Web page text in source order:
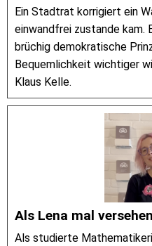
Ein Stadtrat korrigiert ein
einwandfrei zustande kam.
brüchig demokratische
Bequemlichkeit wichtiger
Klaus Kelle.
Als Lena mal
Als studierte